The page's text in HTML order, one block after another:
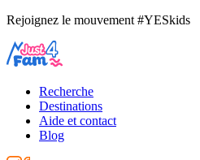
Rejoignez le mouvement #YESkids
Recherche
Destinations
Aide et contact
Blog